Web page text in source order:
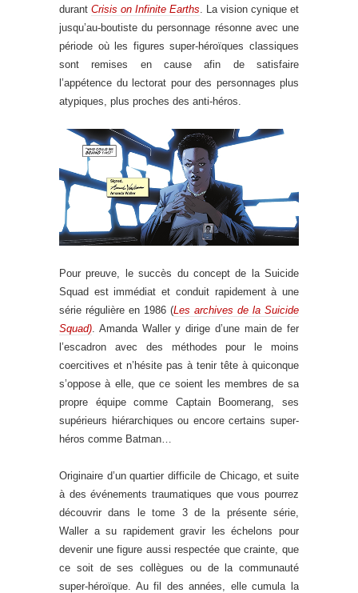
durant Crisis on Infinite Earths. La vision cynique et
jusqu’au-boutiste du personnage résonne avec une
période où les figures super-héroïques classiques
sont remises en cause afin de satisfaire
l’appétence du lectorat pour des personnages plus
atypiques, plus proches des anti-héros.
Pour preuve, le succès du concept de la Suicide
Squad est immédiat et conduit rapidement à une
série régulière en 1986 (Les archives de la Suicide
Squad) . Amanda Waller y dirige d’une main de fer
l’escadron avec des méthodes pour le moins
coercitives et n’hésite pas à tenir tête à quiconque
s’oppose à elle, que ce soient les membres de sa
propre équipe comme Captain Boomerang, ses
supérieurs hiérarchiques ou encore certains super-
héros comme Batman…
Originaire d’un quartier difficile de Chicago, et suite
à des événements traumatiques que vous pourrez
découvrir dans le tome 3 de la présente série,
Waller a su rapidement gravir les échelons pour
devenir une figure aussi respectée que crainte, que
ce soit de ses collègues ou de la communauté
super-héroïque. Au fil des années, elle cumula la